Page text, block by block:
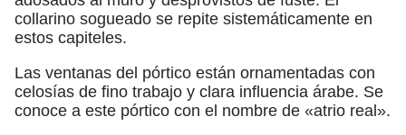
collarino sogueado se repite sistemáticamente en
estos capiteles.
Las ventanas del pórtico están ornamentadas con
celosías de fino trabajo y clara influencia árabe. Se
conoce a este pórtico con el nombre de «atrio real».